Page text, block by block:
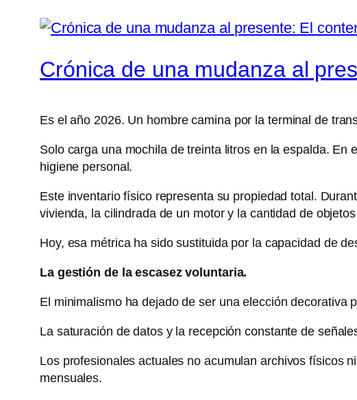
Crónica de una mudanza al
Es el año 2026. Un hombre camina por la terminal de
Solo carga una mochila de treinta litros en la espalda.
higiene personal.
Este inventario físico representa su propiedad total.
vivienda, la cilindrada de un motor y la cantidad de
Hoy, esa métrica ha sido sustituida por la capacidad de
La gestión de la escasez voluntaria.
El minimalismo ha dejado de ser una elección decorativa
La saturación de datos y la recepción constante de
Los profesionales actuales no acumulan archivos físicos
mensuales.